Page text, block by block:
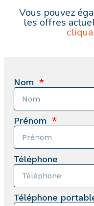
Vous pouvez
les offres
Nom
Prénom
Téléphone
Téléphone